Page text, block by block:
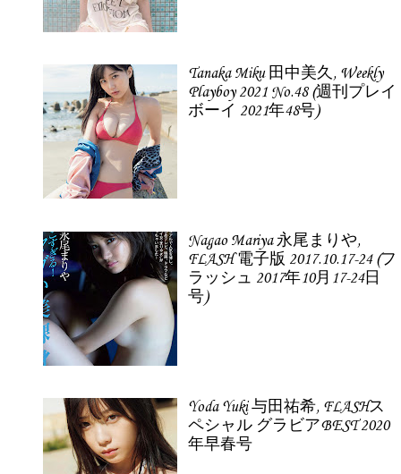
Tanaka Miku 田中美久, Weekly
Playboy 2021 No.48 (週刊プレイ
ボーイ 2021年48号)
Nagao Mariya 永尾まりや,
FLASH 電子版 2017.10.17-24 (フ
ラッシュ 2017年10月17-24日
号)
Yoda Yuki 与田祐希, FLASHス
ペシャル グラビアBEST 2020
年早春号